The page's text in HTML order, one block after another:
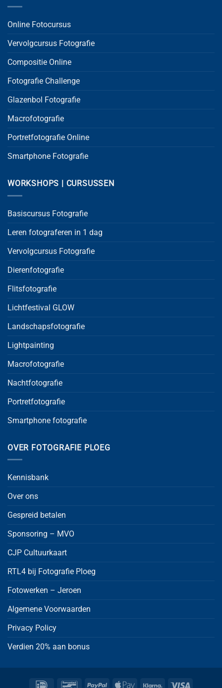
Online Fotocursus
Vervolgcursus Fotografie
Compositie Online
Fotografie Challenge
Glazenbol Fotografie
Macrofotografie
Portretfotografie Online
Smartphone Fotografie
WORKSHOPS | CURSUSSEN
Basiscursus Fotografie
Leren fotograferen in 1 dag
Vervolgcursus Fotografie
Dierenfotografie
Flitsfotografie
Lichtfestival GLOW
Landschapsfotografie
Lightpainting
Macrofotografie
Nachtfotografie
Portretfotografie
Smartphone fotografie
OVER FOTOGRAFIE PLOEG
Kennisbank
Over ons
Gespreid betalen
Sponsoring – MVO
CJP Cultuurkaart
RTL4 bij Fotografie Ploeg
Fotowerken – Jeroen
Algemene Voorwaarden
Privacy Policy
Verdien 20% aan bonus
IDeal BancontactPayPal Apple Klarna Visa